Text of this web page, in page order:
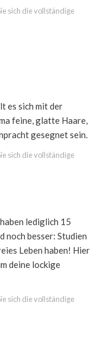
sich die vollständige
es sich mit der
feine, glatte Haare,
gesegnet sein.
sich die vollständige
lediglich 15
noch besser: Studien
Leben haben! Hier
deine lockige
sich die vollständige